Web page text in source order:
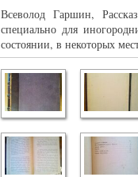
Всеволод Гаршин,
специально для
состоянии, в некоторых